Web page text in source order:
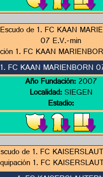
1. FC KAAN MARIENBORN
Año Fundación:2007
Localidad:SIEGEN
Estadio: